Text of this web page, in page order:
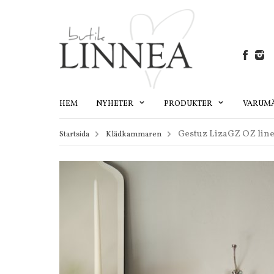
HEM NYHETER PRODUKTER
Startsida Klädkammaren Gestuz LizaGZ OZ